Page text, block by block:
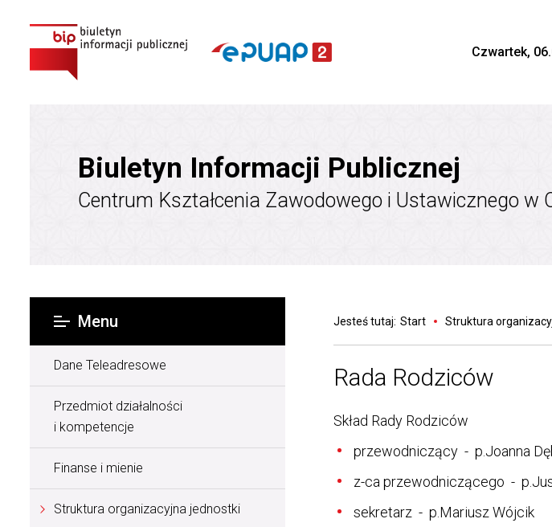
Czwartek,
Biuletyn Informacji Publicznej
Centrum Kształcenia Zawodowego i Ustawicznego w
Menu
Dane Teleadresowe
Przedmiot działalności
i kompetencje
Finanse i mienie
Struktura organizacyjna jednostki
Jesteś tutaj: Start Struktura
Rada Rodziców
Skład Rady Rodziców
przewodniczący - p.Joanna
z-ca przewodniczącego -
sekretarz - p.Mariusz Wójcik